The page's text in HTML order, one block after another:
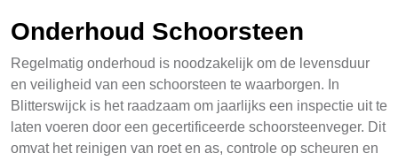
Onderhoud Schoorsteen
Regelmatig onderhoud is noodzakelijk om de levensduur
en veiligheid van een schoorsteen te waarborgen. In
Blitterswijck is het raadzaam om jaarlijks een inspectie uit te
laten voeren door een gecertificeerde schoorsteenveger. Dit
omvat het reinigen van roet en as, controle op scheuren en